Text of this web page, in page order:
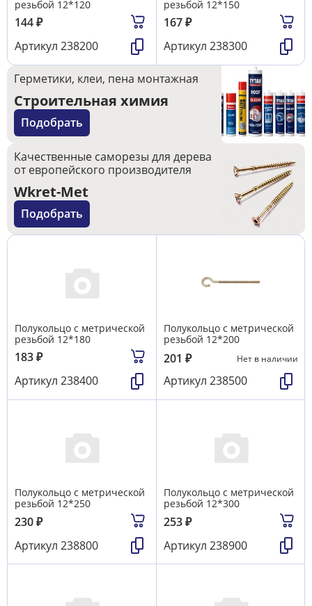
резьбой 12*120
144₽
Артикул 238200
резьбой 12*150
167₽
Артикул 238300
Герметики, клеи, пена монтажная
Строительная химия
Подобрать
Качественные саморезы для дерева
от европейского производителя
Wkret-Met
Подобрать
Полукольцо с метрической
резьбой 12*180
183₽
Артикул 238400
Полукольцо с метрической
резьбой 12*200
201 ₽ Нет в наличии
Артикул 238500
Полукольцо с метрической
резьбой 12*250
230₽
Артикул 238800
Полукольцо с метрической
резьбой 12*300
253₽
Артикул 238900